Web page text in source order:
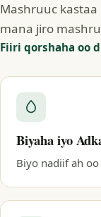
Mashruuc
mana jiro
Fiiri qorshaha oo
Biyaha iyo
Biyo nadiif ah